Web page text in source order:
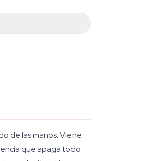
de las manos. Viene
que apaga todo